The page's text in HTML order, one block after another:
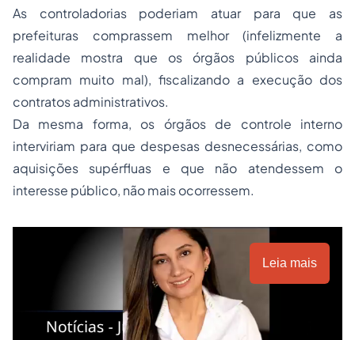
As controladorias poderiam atuar para que as
prefeituras comprassem melhor (infelizmente a
realidade mostra que os órgãos públicos ainda
compram muito mal), fiscalizando a execução dos
contratos administrativos.
Da mesma forma, os órgãos de controle interno
interviriam para que despesas desnecessárias, como
aquisições supérfluas e que não atendessem o
interesse público, não mais ocorressem.
Leia mais